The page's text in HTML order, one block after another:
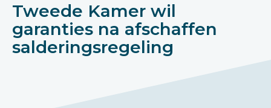
Tweede Kamer wil
garanties na afschaffen
salderingsregeling